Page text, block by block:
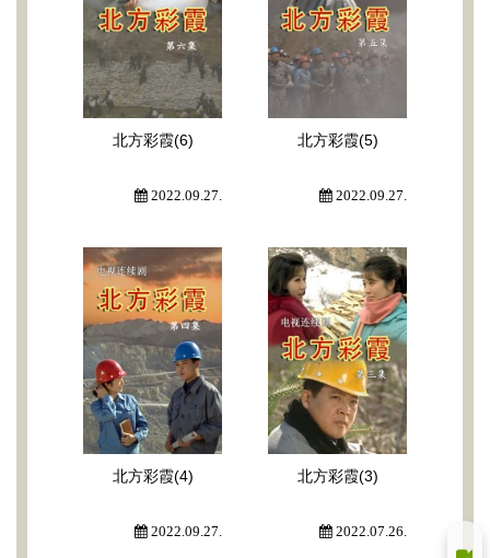
北方彩霞(6)
2022.09.27.
北方彩霞(5)
2022.09.27.
北方彩霞(4)
2022.09.27.
北方彩霞(3)
2022.07.26.